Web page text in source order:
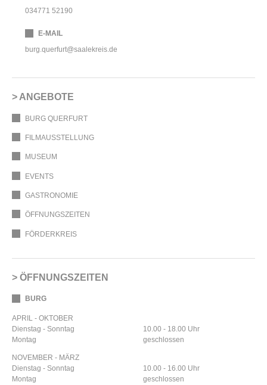
034771 52190
E-MAIL
burg.querfurt@saalekreis.de
ANGEBOTE
BURG QUERFURT
FILMAUSSTELLUNG
MUSEUM
EVENTS
GASTRONOMIE
ÖFFNUNGSZEITEN
FÖRDERKREIS
ÖFFNUNGSZEITEN
BURG
APRIL - OKTOBER
Dienstag - Sonntag
Montag
10.00 - 18.00 Uhr
geschlossen
NOVEMBER - MÄRZ
Dienstag - Sonntag
Montag
10.00 - 16.00 Uhr
geschlossen